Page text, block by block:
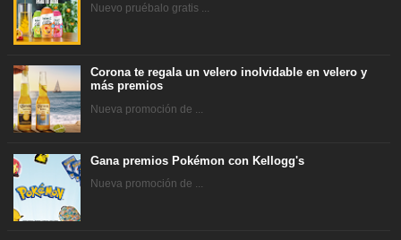
Nuevo pruébalo gratis ...
Corona te regala un velero inolvidable en velero y
más premios
Nueva promoción de ...
Gana premios Pokémon con Kellogg's
Nueva promoción de ...